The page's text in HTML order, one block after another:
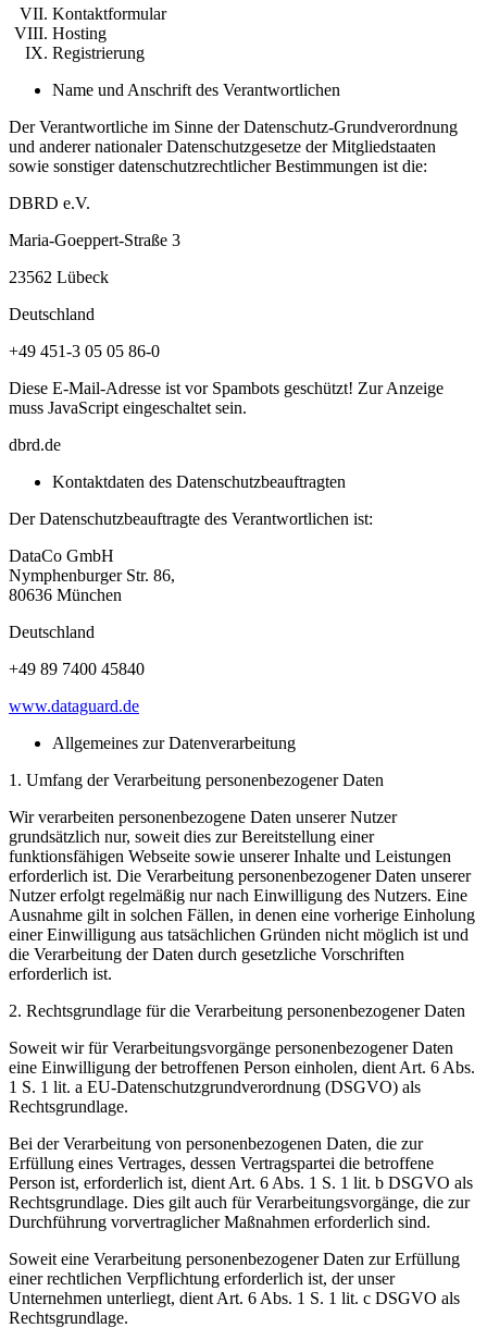
Kontaktformular
Hosting
Registrierung
Name und Anschrift des Verantwortlichen
Der Verantwortliche im Sinne der Datenschutz-Grundverordnung
und anderer nationaler Datenschutzgesetze der Mitgliedstaaten
sowie sonstiger datenschutzrechtlicher Bestimmungen ist die:
DBRD e.V.
Maria-Goeppert-Straße 3
23562 Lübeck
Deutschland
+49 451-3 05 05 86-0
Diese E-Mail-Adresse ist vor Spambots geschützt! Zur Anzeige
muss JavaScript eingeschaltet sein.
dbrd.de
Kontaktdaten des Datenschutzbeauftragten
Der Datenschutzbeauftragte des Verantwortlichen ist:
DataCo GmbH
Nymphenburger Str. 86,
80636 München
Deutschland
+49 89 7400 45840
www.dataguard.de
Allgemeines zur Datenverarbeitung
1. Umfang der Verarbeitung personenbezogener Daten
Wir verarbeiten personenbezogene Daten unserer Nutzer
grundsätzlich nur, soweit dies zur Bereitstellung einer
funktionsfähigen Webseite sowie unserer Inhalte und Leistungen
erforderlich ist. Die Verarbeitung personenbezogener Daten unserer
Nutzer erfolgt regelmäßig nur nach Einwilligung des Nutzers. Eine
Ausnahme gilt in solchen Fällen, in denen eine vorherige Einholung
einer Einwilligung aus tatsächlichen Gründen nicht möglich ist und
die Verarbeitung der Daten durch gesetzliche Vorschriften
erforderlich ist.
2. Rechtsgrundlage für die Verarbeitung personenbezogener Daten
Soweit wir für Verarbeitungsvorgänge personenbezogener Daten
eine Einwilligung der betroffenen Person einholen, dient Art. 6 Abs.
1 S. 1 lit. a EU-Datenschutzgrundverordnung (DSGVO) als
Rechtsgrundlage.
Bei der Verarbeitung von personenbezogenen Daten, die zur
Erfüllung eines Vertrages, dessen Vertragspartei die betroffene
Person ist, erforderlich ist, dient Art. 6 Abs. 1 S. 1 lit. b DSGVO als
Rechtsgrundlage. Dies gilt auch für Verarbeitungsvorgänge, die zur
Durchführung vorvertraglicher Maßnahmen erforderlich sind.
Soweit eine Verarbeitung personenbezogener Daten zur Erfüllung
einer rechtlichen Verpflichtung erforderlich ist, der unser
Unternehmen unterliegt, dient Art. 6 Abs. 1 S. 1 lit. c DSGVO als
Rechtsgrundlage.